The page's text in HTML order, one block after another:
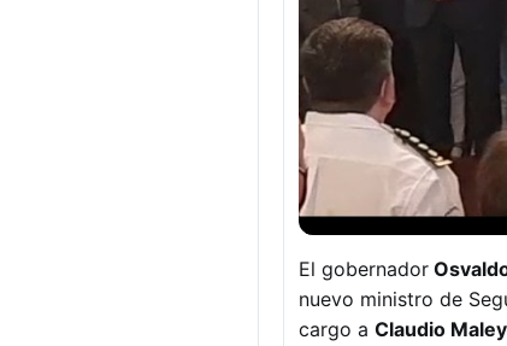
El gobernador
nuevo ministro de
cargo a Claudio Maley